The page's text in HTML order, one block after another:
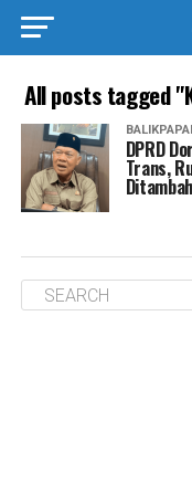
All posts tagged
DPRD
Trans,
Ditambah